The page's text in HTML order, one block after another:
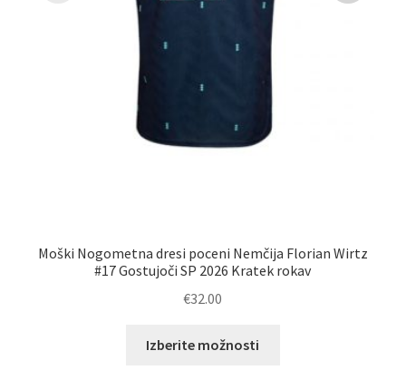
Moški Nogometna dresi poceni Nemčija Florian Wirtz
#17 Gostujoči SP 2026 Kratek rokav
€32.00
Izberite možnosti